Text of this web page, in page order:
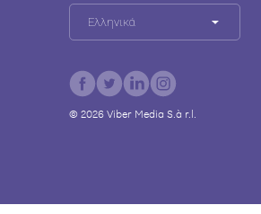
Ελληνικά
© 2026Viber Media S.à r.l.